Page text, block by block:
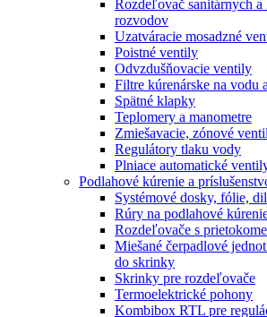
Rozdeľovač sanitárnych a
rozvodov
Uzatváracie mosadzné
Poistné ventily
Odvzdušňovacie ventily
Filtre kúrenárske na vodu
Spätné klapky
Teplomery a manometre
Zmiešavacie, zónové
Regulátory tlaku vody
Plniace automatické
Podlahové kúrenie a
Systémové dosky, fólie,
Rúry na podlahové
Rozdeľovače s
Miešané čerpadlové
do skrinky
Skrinky pre rozdeľovače
Termoelektrické pohony
Kombibox RTL pre